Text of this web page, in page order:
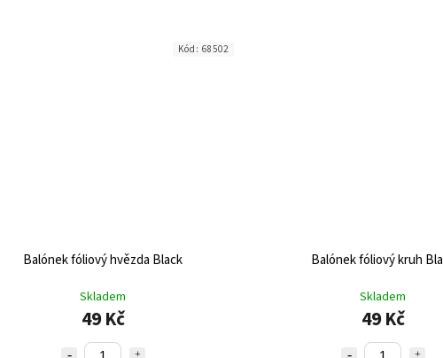
Balónek fóliový hvězda Black
Skladem
49 Kč
Kód: 68502
Balónek fóliový kruh
Skladem
49 Kč